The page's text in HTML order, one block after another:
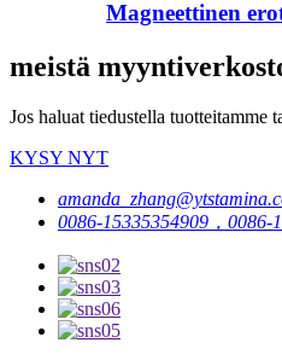
Magneettinen
meistä
Jos haluat tiedustella tuotteitamme
KYSY NYT
0086-15335354909，0086-